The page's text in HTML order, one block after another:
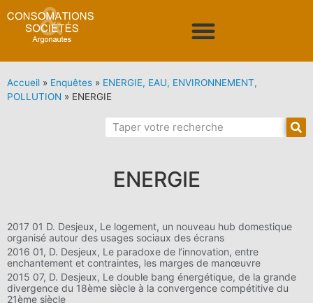
Accueil » Enquêtes » ENERGIE, EAU, ENVIRONNEMENT,
POLLUTION » ENERGIE
ENERGIE
2017 01 D. Desjeux, Le logement, un nouveau hub domestique
organisé autour des usages sociaux des écrans
2016 01, D. Desjeux, Le paradoxe de l’innovation, entre
enchantement et contraintes, les marges de manœuvre
2015 07, D. Desjeux, Le double bang énergétique, de la grande
divergence du 18ème siècle à la convergence compétitive du
21ème siècle